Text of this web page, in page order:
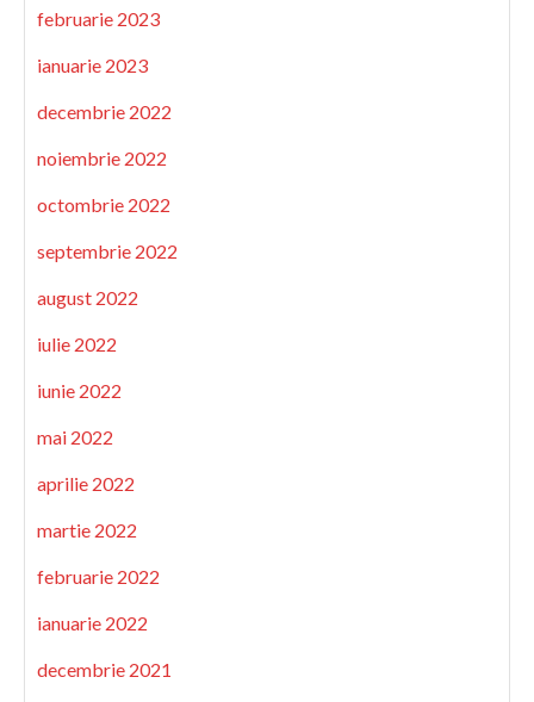
februarie 2023
ianuarie 2023
decembrie 2022
noiembrie 2022
octombrie 2022
septembrie 2022
august 2022
iulie 2022
iunie 2022
mai 2022
aprilie 2022
martie 2022
februarie 2022
ianuarie 2022
decembrie 2021